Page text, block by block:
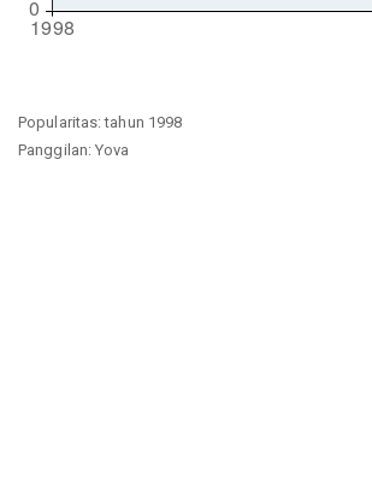
Popularitas: tahun 1998
Panggilan: Yova